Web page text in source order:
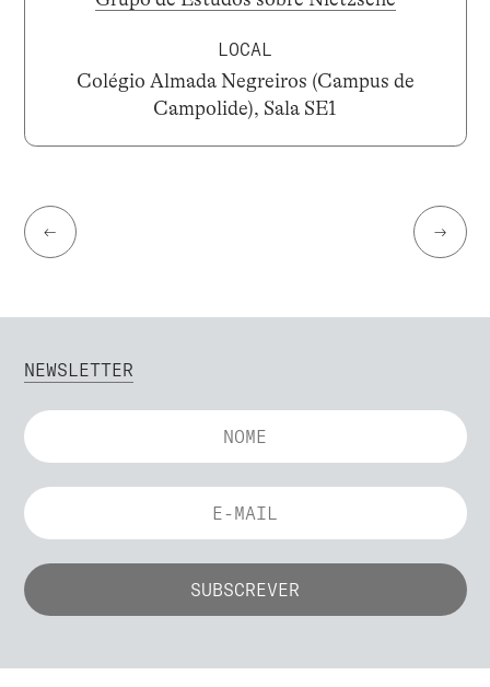
LOCAL
Colégio Almada Negreiros (Campus de
Campolide), Sala SE1
← →
NEWSLETTER